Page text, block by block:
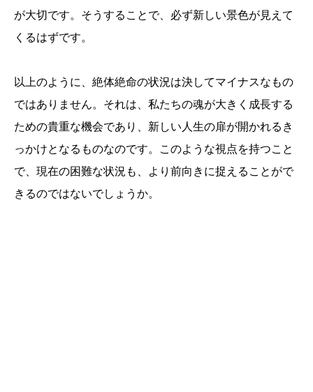
が大切です。そうすることで、必ず新しい景色が見えて
くるはずです。
以上のように、絶体絶命の状況は決してマイナスなもの
ではありません。それは、私たちの魂が大きく成長する
ための貴重な機会であり、新しい人生の扉が開かれるき
っかけとなるものなのです。このような視点を持つこと
で、現在の困難な状況も、より前向きに捉えることがで
きるのではないでしょうか。